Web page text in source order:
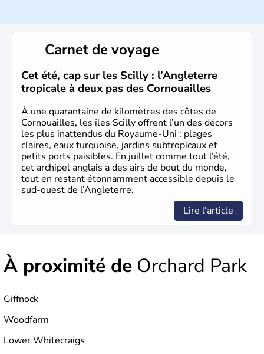
Histoire et administration
naît officiellement en 1801 avec l’
d’Union, réunissant leRoyaume de Grande-Bretagne
Royaume d’Irlande. Puissance majeure duSiècle des
Lumières, il s’illustre enlittérature, ensciences
l’innovation. Il devient en 1807 la première nation à abolir
commerce d’esclaves. Membre de l’Union Européenne
à partir de 1973, le Royaume-Uniengage, dès les années
1980, d’importantesréformes économiquesfondées sur
lelibéralisme, influençant durablement son
développement. Sonhistoire richecontinue de marquer
sa culture et son rayonnement international.
Carnet de voyage
Cet été, cap sur les Scilly : l’Angleterre
tropicale à deux pas des Cornouailles
À une quarantaine de kilomètres des côtes de
Cornouailles, les îles Scilly offrent l’un des décors
les plus inattendus du Royaume-Uni : plages
claires, eaux turquoise, jardins subtropicaux et
petits ports paisibles. En juillet comme tout l’été,
cet archipel anglais a des airs de bout du monde,
tout en restant étonnamment accessible depuis le
sud-ouest de l’Angleterre.
Lire l'article
À proximité de Orchard Park
Giffnock
Woodfarm
Lower Whitecraigs